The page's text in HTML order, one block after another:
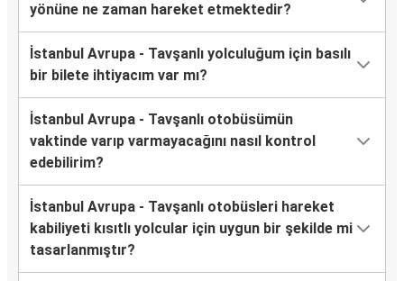
yönüne ne zaman hareket etmektedir?
İstanbul Avrupa - Tavşanlı yolculuğum için basılı
bir bilete ihtiyacım var mı?
İstanbul Avrupa - Tavşanlı otobüsümün
vaktinde varıp varmayacağını nasıl kontrol
edebilirim?
İstanbul Avrupa - Tavşanlı otobüsleri hareket
kabiliyeti kısıtlı yolcular için uygun bir şekilde mi
tasarlanmıştır?